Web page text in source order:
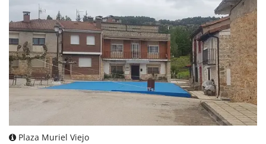
Plaza Muriel Viejo